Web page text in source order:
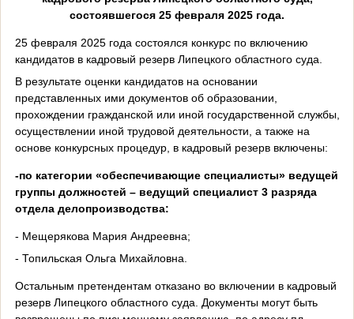
состоявшегося 25 февраля 2025 года.
25 февраля 2025 года состоялся конкурс по включению
кандидатов в кадровый резерв Липецкого областного суда.
В результате оценки кандидатов на основании
представленных ими документов об образовании,
прохождении гражданской или иной государственной службы,
осуществлении иной трудовой дея­тельности, а также на
основе конкурсных процедур, в кадровый резерв включены:
-по категории «обеспечивающие специалисты» ведущей
группы должностей – ведущий специалист 3 разряда
отдела делопроизводства:
- Мещерякова Мария Андреевна;
- Топильская Ольга Михайловна.
Остальным претендентам отказано во включении в кадровый
резерв Липецкого областного суда. Документы могут быть